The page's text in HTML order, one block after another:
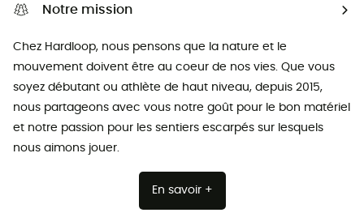
Notre mission
Chez Hardloop, nous pensons que la nature et le
mouvement doivent être au coeur de nos vies. Que vous
soyez débutant ou athlète de haut niveau, depuis 2015,
nous partageons avec vous notre goût pour le bon matériel
et notre passion pour les sentiers escarpés sur lesquels
nous aimons jouer.
En savoir +